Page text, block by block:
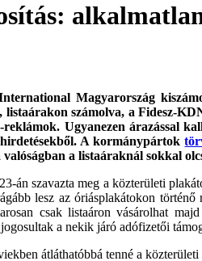
Magyarország
listaárakon számolva, a Fidesz-
Ugyanezen árazással
A kormánypártok
a listaáraknál sokkal
án szavazta meg a közterületi
lesz az óriásplakátokon
csak listaáron vásárolhat
a nekik járó adófizetői
átláthatóbbá tenné a